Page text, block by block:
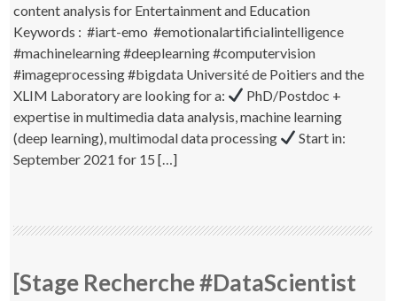
content analysis for Entertainment and Education
Keywords : #iart-emo #emotionalartificialintelligence
#machinelearning #deeplearning #computervision
#imageprocessing #bigdata Université de Poitiers and the
XLIM Laboratory are looking for a:
PhD/Postdoc +
expertise in multimedia data analysis, machine learning
(deep learning), multimodal data processing
Start in:
September 2021 for 15 […]
[Stage Recherche #DataScientist